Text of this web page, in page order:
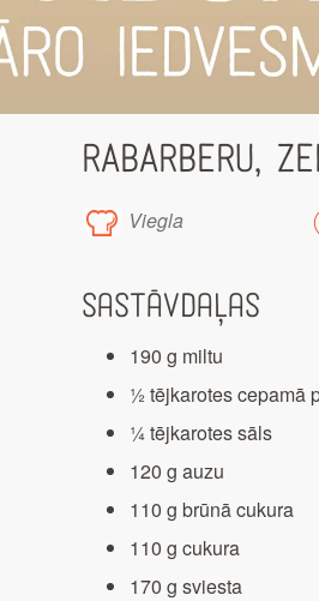
RABARBERU,
Viegla
Sastāvdaļas
190 g miltu
½ tējkarotes cepamā
¼ tējkarotes sāls
120 g auzu
110 g brūnā cukura
110 g cukura
170 g sviesta